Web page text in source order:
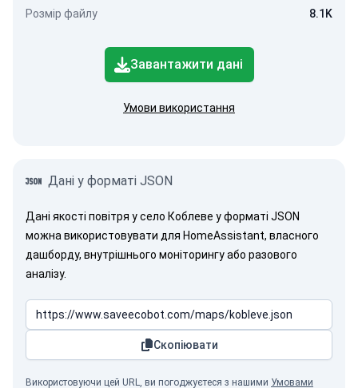
Розмір файлу 8.1K
Завантажити дані
Умови використання
Дані у форматі JSON
Дані якості повітря у село Коблеве у форматі JSON
можна використовувати для HomeAssistant, власного
дашборду, внутрішнього моніторингу або разового
аналізу.
Скопіювати
Використовуючи цей URL, ви погоджуєтеся з нашими Умовами